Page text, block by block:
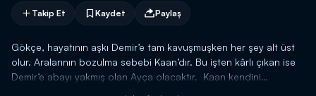
Takip Et Kaydet Paylaş
Gökçe, hayatının aşkı Demir’e tam kavuşmuşken her şey alt üst
olur. Aralarının bozulma sebebi Kaan’dır. Bu işten kârlı çıkan ise
Demir’e abayı yakmış olan Ayça olacaktır. Kaan kendini